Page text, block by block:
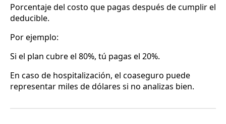
Porcentaje del costo que pagas después de cumplir el
deducible.
Por ejemplo:
Si el plan cubre el 80%, tú pagas el 20%.
En caso de hospitalización, el coaseguro puede
representar miles de dólares si no analizas bien.